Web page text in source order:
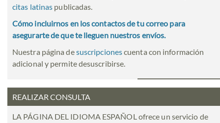
citas latinas publicadas.
Cómo incluirnos en los contactos de tu correo para
asegurarte de que te lleguen nuestros envíos.
Nuestra página desuscripcionescuenta con información
adicional y permite desuscribirse.
REALIZAR CONSULTA
LA PÁGINA DEL IDIOMA ESPAÑOL ofrece un servicio de